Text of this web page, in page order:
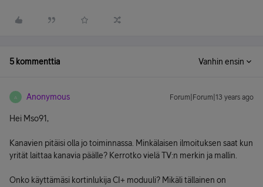
5 kommenttia Vanhin ensin
A Anonymous Forum|Forum|13 years ago
Hei Mso91,
Kanavien pitäisi olla jo toiminnassa. Minkälaisen ilmoituksen saat kun
yrität laittaa kanavia päälle? Kerrotko vielä TV:n merkin ja mallin.
Onko käyttämäsi kortinlukija CI+ moduuli? Mikäli tällainen on